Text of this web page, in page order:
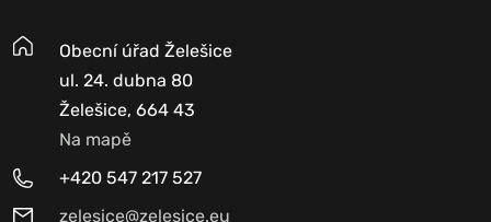
Obecní úřad Želešice
ul. 24. dubna 80
Želešice, 664 43
Na mapě
+420 547 217 527
zelesice@zelesice.eu